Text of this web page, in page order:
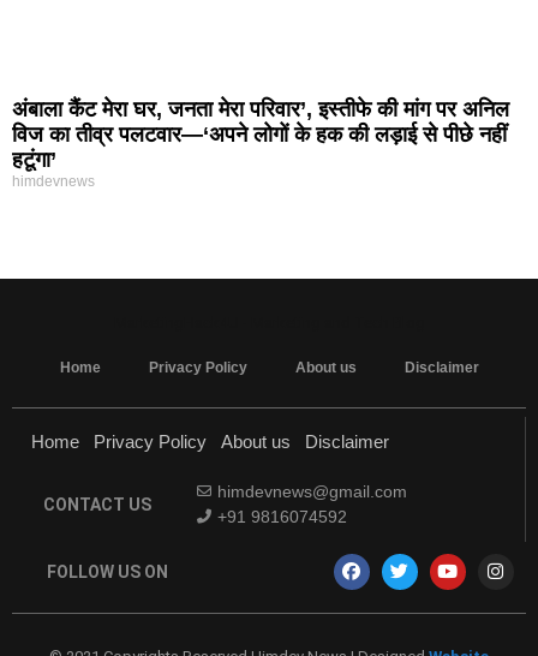
अंबाला कैंट मेरा घर, जनता मेरा परिवार’, इस्तीफे की मांग पर अनिल
विज का तीव्र पलटवार—‘अपने लोगों के हक की लड़ाई से पीछे नहीं
हटूंगा’
himdevnews
Home Privacy Policy About us Disclaimer
Home Privacy Policy About us Disclaimer
CONTACT US
himdevnews@gmail.com
+91 9816074592
FOLLOW US ON